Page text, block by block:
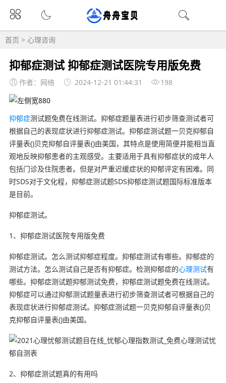
首页 > 心理咨询
抑郁症测试 抑郁症测试医院专用版免费
作者：网络 2024-12-21 01:44:31 198
抑郁症测试题免费在线测试。抑郁症题量表进行初步筛查测试者可
根据自己的表现症状进行抑郁症测试。抑郁症测试题一贝克抑郁自
评量表()贝克抑郁自评量表()由美国，其特点是使用简便并能相当直
观地反映抑郁患者的主观感受。主要适用于具有抑郁症状的成年人
包括门诊及住院患者。但是对严重迟缓症状的抑郁评定有困难。同
时SDS对于文化程，抑郁症测试题SDS抑郁症测试题国际标准版本
是目前。
抑郁症测试。
1、抑郁症测试医院专用版免费
抑郁症测试。怎么测试抑郁症程度。抑郁症测试有哪些。抑郁症的
测试方法。怎么测试自己是否有抑郁症。检测抑郁症的心理测试有
哪些。抑郁症测试题抑郁测试免费，抑郁症测试题免费在线测试。
抑郁症可以通过抑郁测试题量表进行初步筛查测试者可根据自己的
表现症状进行抑郁症测试。抑郁症测试题一贝克抑郁自评量表()贝
克抑郁自评量表()由美国。
2、抑郁症测试题真的有用吗